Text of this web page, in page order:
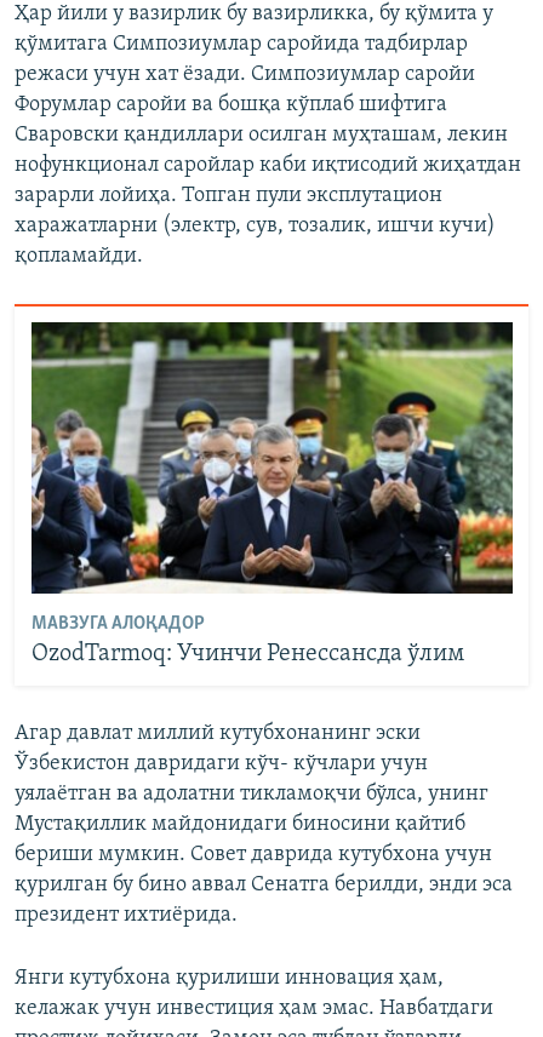
Ҳар йили у вазирлик бу вазирликка, бу қўмита у
қўмитага Симпозиумлар саройида тадбирлар
режаси учун хат ёзади. Симпозиумлар саройи
Форумлар саройи ва бошқа кўплаб шифтига
Сваровски қандиллари осилган муҳташам, лекин
нофункционал саройлар каби иқтисодий жиҳатдан
зарарли лойиҳа. Топган пули эксплутацион
харажатларни (электр, сув, тозалик, ишчи кучи)
қопламайди.
МАВЗУГА АЛОҚАДОР
OzodTarmoq: Учинчи Ренессансда ўлим
Агар давлат миллий кутубхонанинг эски
Ўзбекистон давридаги кўч- кўчлари учун
уялаётган ва адолатни тикламоқчи бўлса, унинг
Мустақиллик майдонидаги биносини қайтиб
бериши мумкин. Совет даврида кутубхона учун
қурилган бу бино аввал Сенатга берилди, энди эса
президент ихтиёрида.
Янги кутубхона қурилиши инновация ҳам,
келажак учун инвестиция ҳам эмас. Навбатдаги